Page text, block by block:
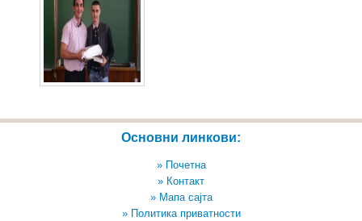
Основни линкови:
» Почетна
» Контакт
» Мапа сајта
» Политика приватности